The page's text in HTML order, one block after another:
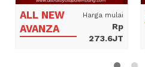
ALL NEW
AVANZA
Harga mulai
Rp
273.6JT